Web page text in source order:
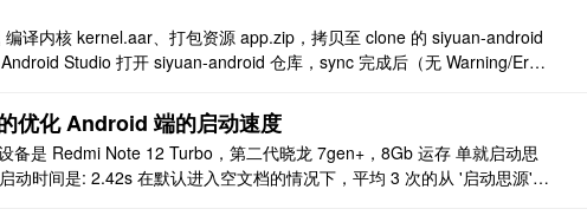
译内核 kernel.aar、打包资源 app.zip，拷贝至 clone 的 siyuan-android
Studio 打开 siyuan-android 仓库，sync 完成后（无 Warning/Erro
优化 Android 端的启动速度
备是 Redmi Note 12 Turbo，第二代晓龙 7gen+，8Gb 运存 单就启动思
动时间是: 2.42s 在默认进入空文档的情况下，平均 3 次的从 '启动思源'